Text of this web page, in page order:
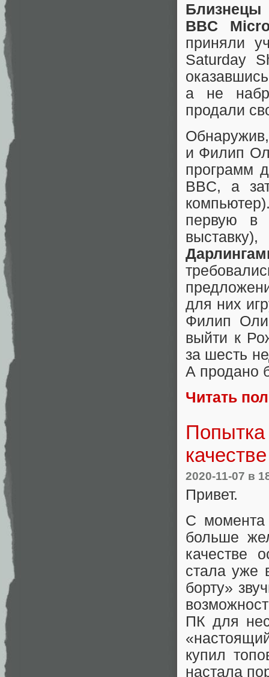
BBC
приняли
Saturday
а не
продали
и Филип
программ
BBC, а
первую в
для них
Филип
выйти к
за шесть
А продано
Читать
Попытка
2020-11-07 в
Привет.
С момента
больше
качестве
стала уже
борту»
ПК для
купил
настала